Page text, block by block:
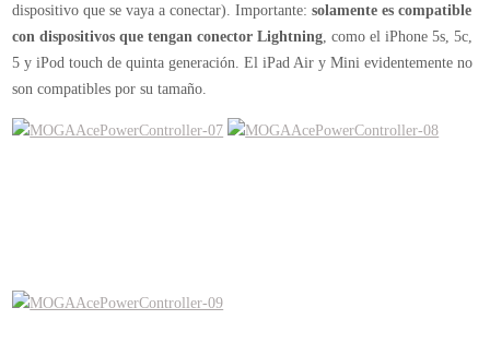
dispositivo que se vaya a conectar). Importante:solamente es compatible
con dispositivos que tengan conector Lightning , como el iPhone 5s, 5c,
5 y iPod touch de quinta generación. El iPad Air y Mini evidentemente no
son compatibles por su tamaño.